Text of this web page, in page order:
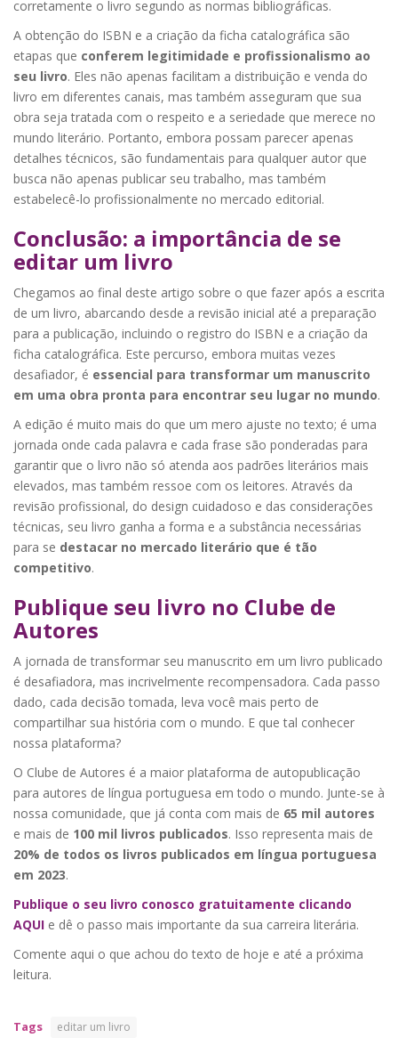
corretamente o livro segundo as normas bibliográficas.
A obtenção do ISBN e a criação da ficha catalográfica são
etapas que conferem legitimidade e profissionalismo ao
seu livro. Eles não apenas facilitam a distribuição e venda do
livro em diferentes canais, mas também asseguram que sua
obra seja tratada com o respeito e a seriedade que merece no
mundo literário. Portanto, embora possam parecer apenas
detalhes técnicos, são fundamentais para qualquer autor que
busca não apenas publicar seu trabalho, mas também
estabelecê-lo profissionalmente no mercado editorial.
Conclusão: a importância de se
editar um livro
Chegamos ao final deste artigo sobre o que fazer após a escrita
de um livro, abarcando desde a revisão inicial até a preparação
para a publicação, incluindo o registro do ISBN e a criação da
ficha catalográfica. Este percurso, embora muitas vezes
desafiador, é essencial para transformar um manuscrito
em uma obra pronta para encontrar seu lugar no mundo.
A edição é muito mais do que um mero ajuste no texto; é uma
jornada onde cada palavra e cada frase são ponderadas para
garantir que o livro não só atenda aos padrões literários mais
elevados, mas também ressoe com os leitores. Através da
revisão profissional, do design cuidadoso e das considerações
técnicas, seu livro ganha a forma e a substância necessárias
para se destacar no mercado literário que é tão
competitivo.
Publique seu livro no Clube de
Autores
A jornada de transformar seu manuscrito em um livro publicado
é desafiadora, mas incrivelmente recompensadora. Cada passo
dado, cada decisão tomada, leva você mais perto de
compartilhar sua história com o mundo. E que tal conhecer
nossa plataforma?
O Clube de Autores é a maior plataforma de autopublicação
para autores de língua portuguesa em todo o mundo. Junte-se à
nossa comunidade, que já conta com mais de 65 mil autores
e mais de 100 mil livros publicados. Isso representa mais de
20% de todos os livros publicados em língua portuguesa
em 2023.
Publique o seu livro conosco gratuitamente clicando
AQUI e dê o passo mais importante da sua carreira literária.
Comente aqui o que achou do texto de hoje e até a próxima
leitura.
Tags editar um livro